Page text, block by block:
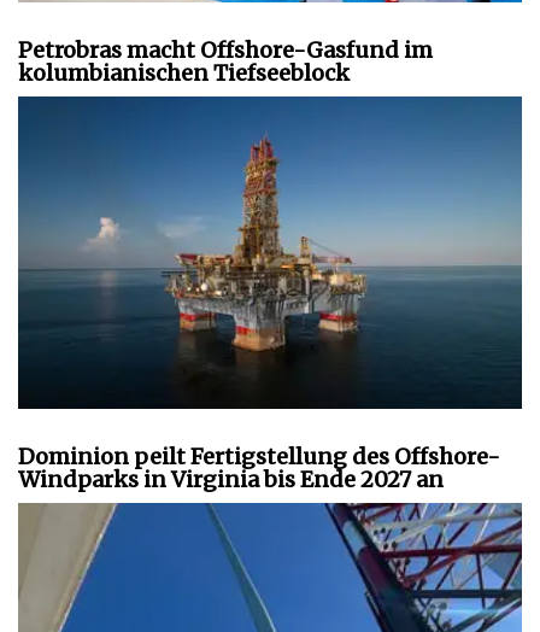
Petrobras macht Offshore-Gasfund im
kolumbianischen Tiefseeblock
Dominion peilt Fertigstellung des Offshore-
Windparks in Virginia bis Ende 2027 an